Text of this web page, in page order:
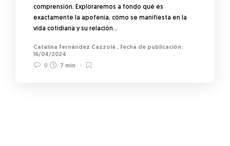
comprensión. Exploraremos a fondo qué es
exactamente la apofenia, cómo se manifiesta en la
vida cotidiana y su relación…
Catalina Fernández Cazzola ,
16/04/2024
0
7 min